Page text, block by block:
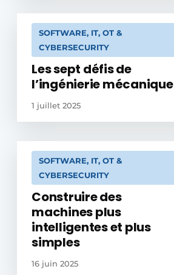
SOFTWARE, IT, OT &
CYBERSECURITY
Les sept défis de
l’ingénierie mécanique
1 juillet 2025
SOFTWARE, IT, OT &
CYBERSECURITY
Construire des
machines plus
intelligentes et plus
simples
16 juin 2025